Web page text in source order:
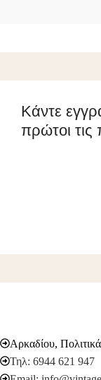
Κάντε
πρώτοι
Αρκαδίου,
Τηλ: 6944 621 947